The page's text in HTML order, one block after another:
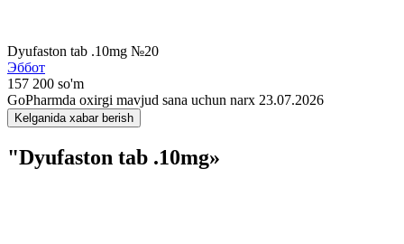
Dyufaston tab .10mg №20
Эббот
157 200 so'm
GoPharmda oxirgi mavjud sana uchun narx 23.07.2026
Kelganida xabar berish
"Dyufaston tab .10mg»